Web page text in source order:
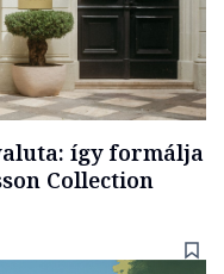
így formálja
Collection